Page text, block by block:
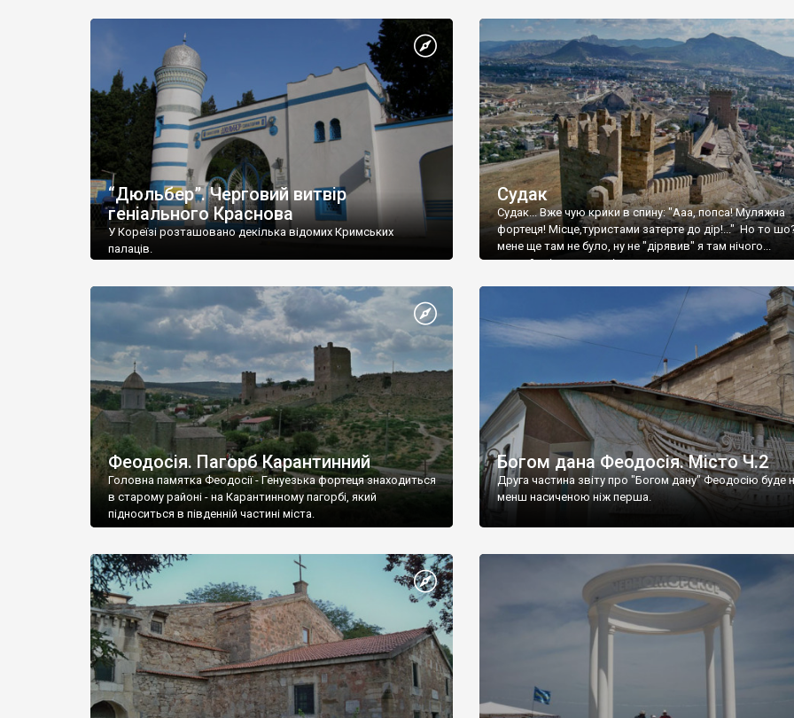
“Дюльбер”. Черговий витвір
геніального Краснова
У Кореїзі розташовано декілька відомих Кримських
палаців.
Судак
Судак... Вже чую крики в спину: "Ааа, попса! Муляжна
фортеця! Місце,туристами затерте до дір!..." Но то
мене ще там не було, ну не "дірявив" я там нічого...
принаймні до цього літа.
Феодосія. Пагорб Карантинний
Головна памятка Феодосії - Генуезька фортеця знаходиться
в старому районі - на Карантинному пагорбі, який
підноситься в південній частині міста.
Богом дана Феодосія. Місто Ч.2
Друга частина звіту про "Богом дану" Феодосію буде
менш насиченою ніж перша.